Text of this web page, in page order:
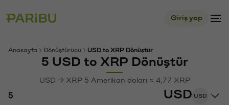
Giriş yap
Anasayfa Dönüştürücü USD to XRP Dönüştür
5 USD to XRP Dönüştür
USD → XRP 5 Amerikan doları ≈ 4,77 XRP
USD USD